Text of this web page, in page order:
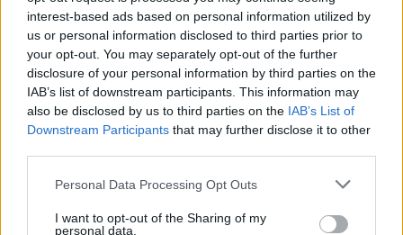
interest-based ads based on personal information utilized by
us or personal information disclosed to third parties prior to
your opt-out. You may separately opt-out of the further
disclosure of your personal information by third parties on the
IAB’s list of downstream participants. This information may
also be disclosed by us to third parties on the IAB’s List of
Downstream Participants that may further disclose it to other
Please note that this website/app uses one or more Google
not limited to your visit or usage behaviour. You may click to
Personal Data Processing Opt Outs
I want to opt-out of the Sharing of my
personal data.